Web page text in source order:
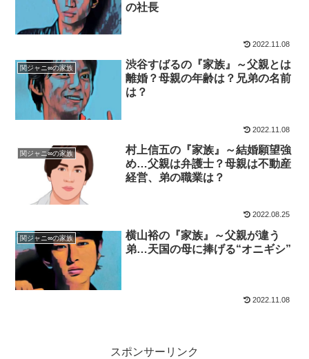
の社長
2022.11.08
関ジャニ∞の家族
渋谷すばるの『家族』～父親とは
離婚？母親の年齢は？兄弟の名前
は？
2022.11.08
関ジャニ∞の家族
村上信五の『家族』～結婚願望強
め…父親は弁護士？母親は不動産
経営、弟の職業は？
2022.08.25
関ジャニ∞の家族
横山裕の『家族』～父親が違う
弟…天国の母に捧げる“オニギシ”
2022.11.08
スポンサーリンク